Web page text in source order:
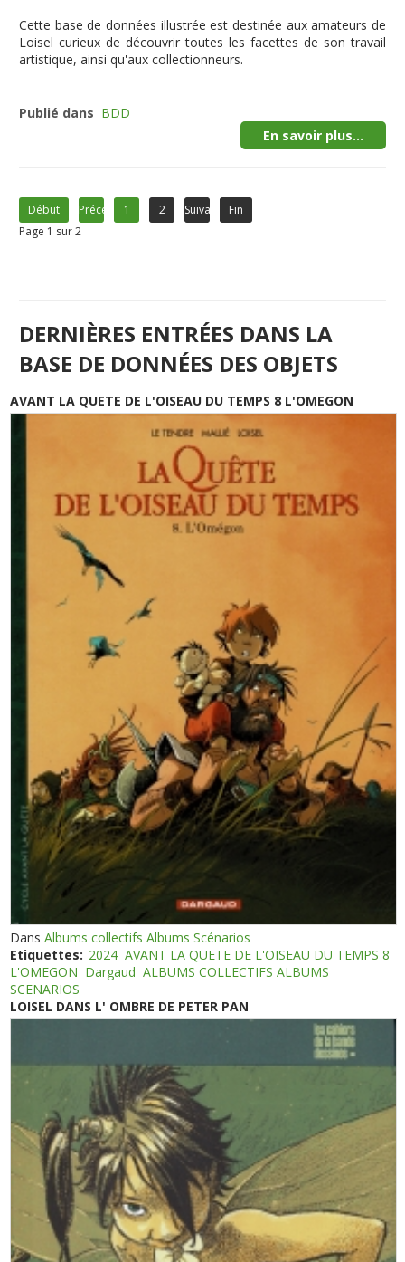
Cette base de données illustréeest destinée aux amateurs de
Loisel curieux de découvrir toutes les facettes de son travail
artistique, ainsi qu'aux collectionneurs.
Publié dans BDD
En savoir plus...
Début Précédent1 2 Suivant
Fin
Page 1 sur 2
DERNIÈRES ENTRÉES DANS LA
BASE DE DONNÉES DES OBJETS
AVANT LA QUETE DE L'OISEAU DU TEMPS 8 L'OMEGON
DansAlbums collectifs Albums Scénarios
Etiquettes: 2024 AVANT LA QUETE DE L'OISEAU DU TEMPS 8
L'OMEGON Dargaud ALBUMS COLLECTIFS ALBUMS
SCENARIOS
LOISEL DANS L' OMBRE DE PETER PAN